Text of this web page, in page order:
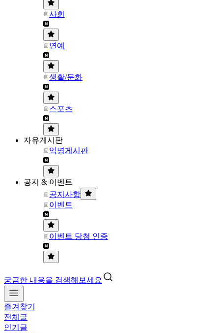
사회
연예
생활/문화
스포츠
자유게시판
익명게시판
공지 & 이벤트
공지사항
이벤트
이벤트 당첨 인증
궁금한 내용을 검색해보세요
즐겨찾기
전체글
인기글